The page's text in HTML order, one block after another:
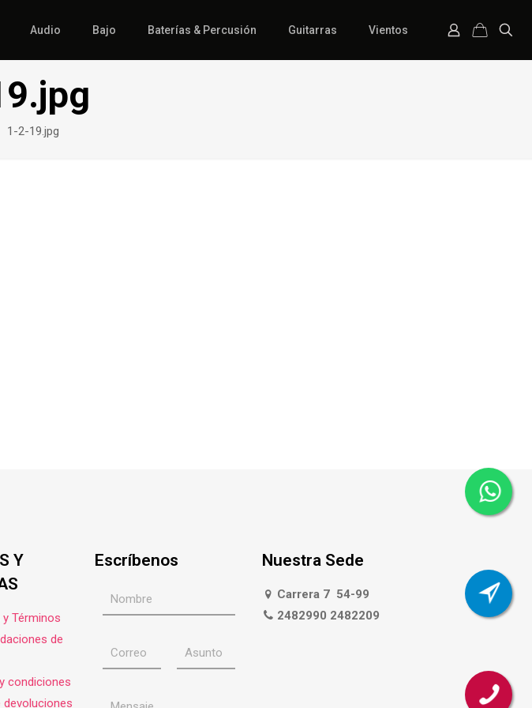
Audio Bajo Baterías & Percusión Guitarras Vientos
1-2-19.jpg
Y
Términos
de
condiciones
devoluciones
Escríbenos Nuestra Sede
Carrera 7 54-99
2482990 2482209